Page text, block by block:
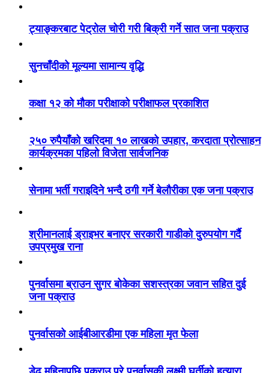
ट्याङ्करबाट पेट्रोल चोरी गरी बिक्री गर्ने सात जना पक्राउ
सुनचाँदीको मूल्यमा सामान्य वृद्धि
कक्षा १२ को मौका परीक्षाको परीक्षाफल प्रकाशित
२५० रुपैयाँको खरिदमा १० लाखको उपहार, करदाता प्रोत्साहन
कार्यक्रमका पहिलो विजेता सार्वजनिक
सेनामा भर्ती गराइदिने भन्दै ठगी गर्ने बेलौरीका एक जना पक्राउ
श्रीमानलाई ड्राइभर बनाएर सरकारी गाडीको दुरुपयोग गर्दै
उपप्रमुख राना
पुनर्वासमा ब्राउन सुगर बोकेका सशस्त्रका जवान सहित दुई
जना पक्राउ
पुनर्वासको आईबीआरडीमा एक महिला मृत फेला